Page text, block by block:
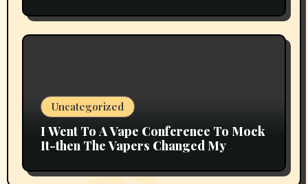
Uncategorized
I Went To A Vape Conference To Mock
It-then The Vapers Changed My